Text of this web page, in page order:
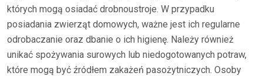
których mogą osiadać drobnoustroje. W przypadku
posiadania zwierząt domowych, ważne jest ich regularne
odrobaczanie oraz dbanie o ich higienę. Należy również
unikać spożywania surowych lub niedogotowanych potraw,
które mogą być źródłem zakażeń pasożytniczych. Osoby